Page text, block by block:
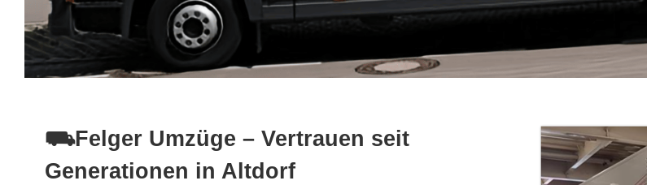
⛟Felger Umzüge – Vertrauen seit
Generationen in Altdorf